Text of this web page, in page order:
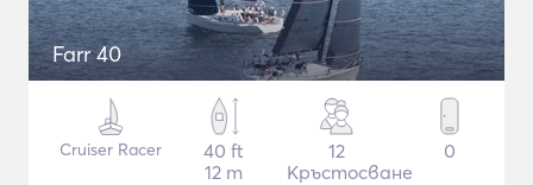
Farr 40
Cruiser Racer
40 ft
12 m
12
Кръстосване
0